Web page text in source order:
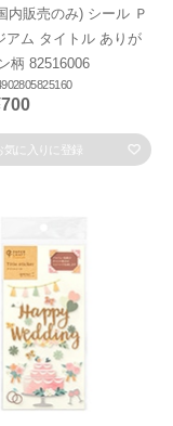
内販売のみ) シール Ｐ
アム タイトル ありが
柄 82516006
気に入りに登録